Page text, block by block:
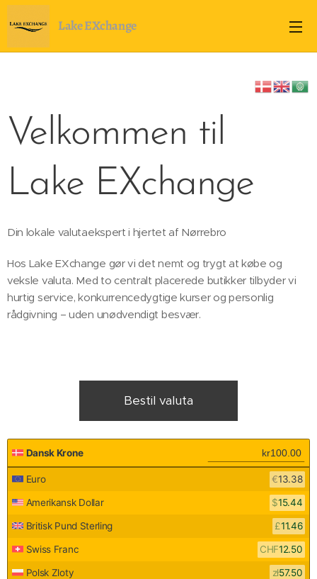
Lake EXchange
Velkommen til
Lake EXchange
Din lokale valutaekspert i hjertet af Nørrebro
Hos Lake EXchange gør vi det nemt og trygt at købe og
veksle valuta. Med to centralt placerede butikker tilbyder vi
hurtig service, konkurrencedygtige kurser og personlig
rådgivning – uden unødvendigt besvær.
Bestil valuta